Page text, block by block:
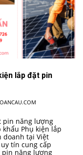
lắp đặt pin
pin năng lượng
Phụ kiện lắp
tại Việt
tín cung cấp
pin năng lượng